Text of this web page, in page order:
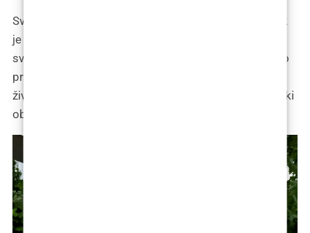
Svaki komentar, bilo da je šaljiv ili ozbiljan, podsjetnik
je Tamari na razlog zbog kojeg je odlučila podijeliti
svoju priču. U svijetu gdje su izgled i percepcija često
prioritizirani, ona želi pokazati da je promjena dio
života, i da je prihvaćanje sebe u svim oblicima istinski
oblik ljepote.